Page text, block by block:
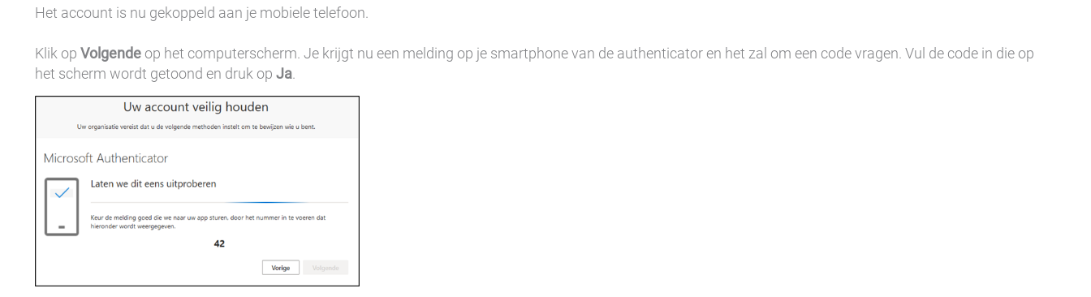
Het account is nu gekoppeld aan je mobiele telefoon.
Klik op Volgende op het computerscherm. Je krijgt nu een melding op je smartphone van de authenticator en het zal om een code vragen. Vul de code in die op
het scherm wordt getoond en druk op Ja.